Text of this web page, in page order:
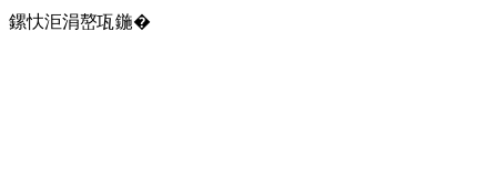
鏍忕洰涓嶅瓨鍦�